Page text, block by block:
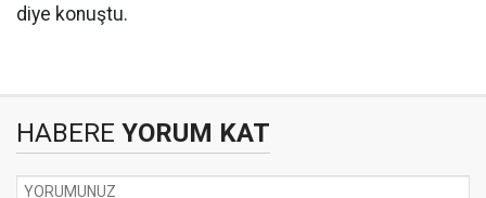
diye konuştu.
HABERE YORUM KAT